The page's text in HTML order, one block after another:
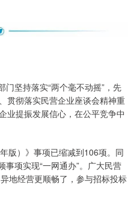
坚持落实“两个毫不动摇”，先
贯彻落实民营企业座谈会精神重
业提振发展信心，在公平竞争中
版）》事项已缩减到106项。同
项实现“一网通办”。广大民营
地经营更顺畅了，参与招标投标